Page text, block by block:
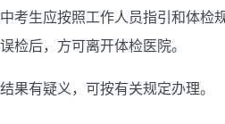
中考生应按照工作人员指引和体
检后，方可离开体检医院。
果有疑义，可按有关规定办理。